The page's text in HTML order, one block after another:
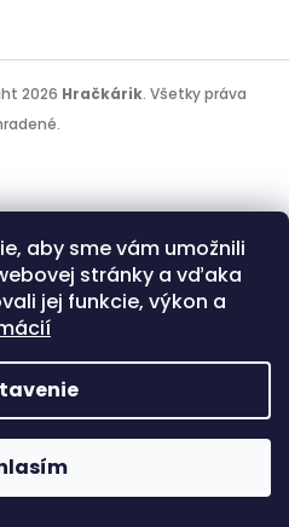
aby sme vám umožnili
stránky a vďaka
jej funkcie, výkon a
2026 Hračkárik. Všetky práva